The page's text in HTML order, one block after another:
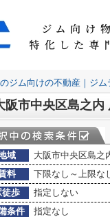
ジム向けの不動産｜ジム
阪市中央区島之内
域
大阪市中央区島之
料
下限なし～上限な
徒歩
指定しない
条件
指定なし